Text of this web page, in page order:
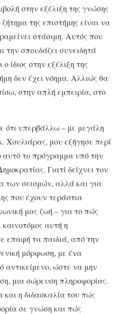
στην εξέλιξη της γνώσης
της επιστήμης είναι να
στάσιμη. Αυτός που
την σπουδάζει συνειδητά
ίδιος στην εξέλιξη της
δεν έχει νόημα. Αλλιώς θα
στην απλή εμπειρία, στο
ότι υπερβάλλω – με μεγάλη
Χουλιάρας, μου εξήγησε περί
αυτό το πρόγραμμα υπό την
Γιατί δείχνει τον
των σεισμών, αλλά και για
που έχουν τεράστια
μας ζωή – για το πώς
καινοτόμος αυτή η
επαφή τα παιδιά, από την
μόρφωση, με ένα
αντικείμενο, ώστε να μην
μια σώρευση πληροφορίας.
η διδασκαλία του πώς
σε γνώση και πώς